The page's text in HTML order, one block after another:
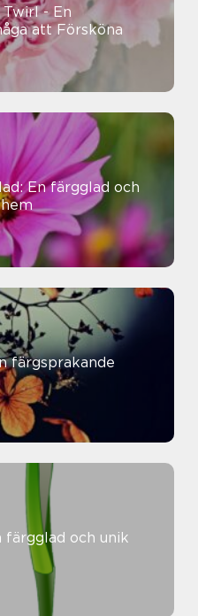
- En
att Försköna
En färgglad och
färgsprakande
färgglad och unik